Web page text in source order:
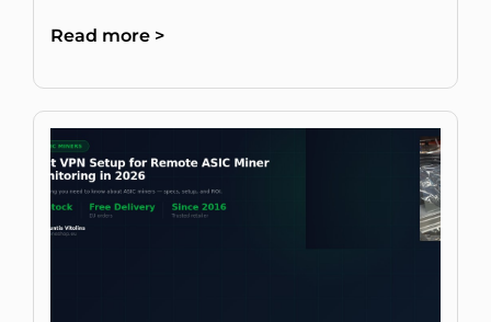
Read more >